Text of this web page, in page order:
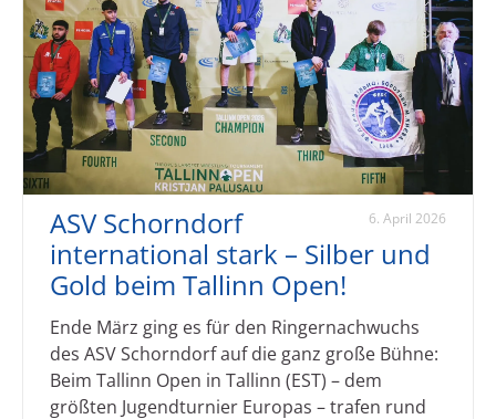
6. April 2026
ASV Schorndorf
international stark – Silber und
Gold beim Tallinn Open!
Ende März ging es für den Ringernachwuchs
des ASV Schorndorf auf die ganz große Bühne:
Beim Tallinn Open in Tallinn (EST) – dem
größten Jugendturnier Europas – trafen rund